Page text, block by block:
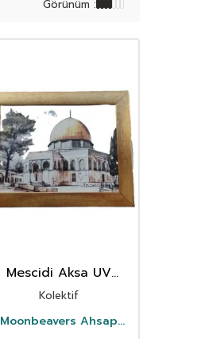
Görünüm :
Mescidi Aksa UV
Ahsap Tablo Ince
Çerçeve
Kolektif
Moonbeavers Ahsap